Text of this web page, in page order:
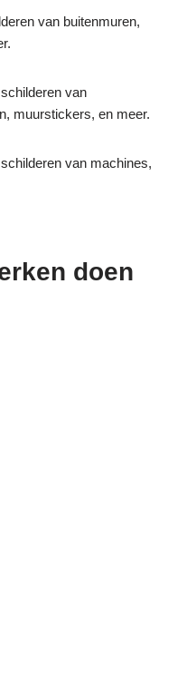
van buitenmuren,
van
muurstickers, en meer.
van machines,
doen